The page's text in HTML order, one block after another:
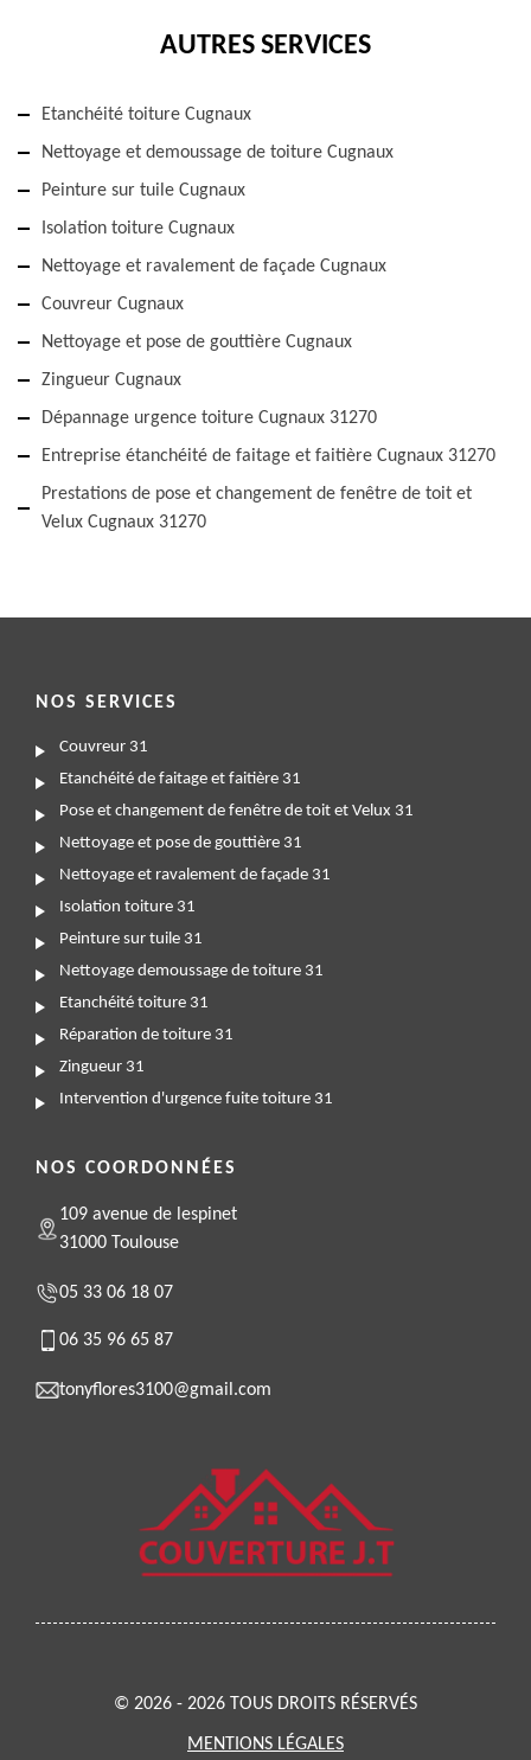
AUTRES SERVICES
Etanchéité toiture Cugnaux
Nettoyage et demoussage de toiture Cugnaux
Peinture sur tuile Cugnaux
Isolation toiture Cugnaux
Nettoyage et ravalement de façade Cugnaux
Couvreur Cugnaux
Nettoyage et pose de gouttière Cugnaux
Zingueur Cugnaux
Dépannage urgence toiture Cugnaux 31270
Entreprise étanchéité de faitage et faitière Cugnaux 31270
Prestations de pose et changement de fenêtre de toit et
Velux Cugnaux 31270
NOS SERVICES
Couvreur 31
Etanchéité de faitage et faitière 31
Pose et changement de fenêtre de toit et Velux 31
Nettoyage et pose de gouttière 31
Nettoyage et ravalement de façade 31
Isolation toiture 31
Peinture sur tuile 31
Nettoyage demoussage de toiture 31
Etanchéité toiture 31
Réparation de toiture 31
Zingueur 31
Intervention d'urgence fuite toiture 31
NOS COORDONNÉES
109 avenue de lespinet
31000 Toulouse
05 33 06 18 07
06 35 96 65 87
tonyflores3100@gmail.com
© 2026 - 2026 TOUS DROITS RÉSERVÉS
MENTIONS LÉGALES